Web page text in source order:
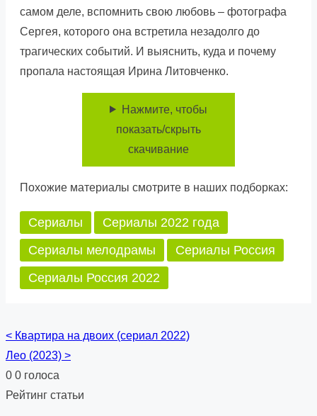
самом деле, вспомнить свою любовь – фотографа
Сергея, которого она встретила незадолго до
трагических событий. И выяснить, куда и почему
пропала настоящая Ирина Литовченко.
Нажмите, чтобы
показать/скрыть
скачивание
Похожие материалы смотрите в наших подборках:
Сериалы
Сериалы 2022 года
Сериалы мелодрамы
Сериалы Россия
Сериалы Россия 2022
Posts
navigation
< Квартира на двоих (сериал 2022)
Лео (2023) >
0 0 голоса
Рейтинг статьи